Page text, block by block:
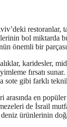
bol miktarda
önemli bir
karidesler,
fırsatı
sote gibi farklı
en
de İsrail
ürünlerinin